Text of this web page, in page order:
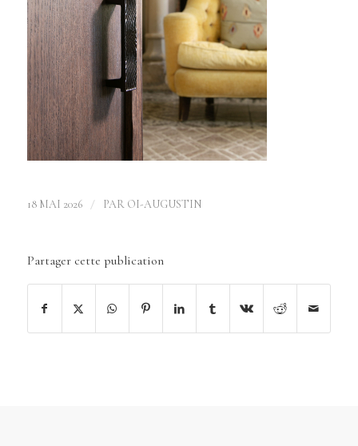
18 MAI 2026 / PAR OI-AUGUSTIN
Partager cette publication